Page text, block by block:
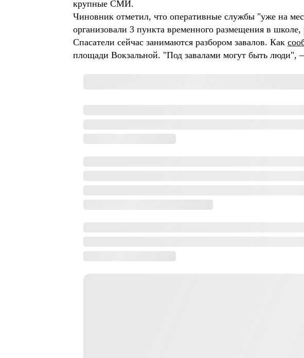
крупные СМИ.
Чиновник отметил, что оперативные службы "уже на
организовали 3 пункта временного размещения в
Спасатели сейчас занимаются разбором завалов. Как
площади Вокзальной. "Под завалами могут быть люди",